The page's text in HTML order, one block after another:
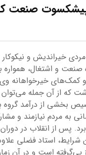
پیشکسوت صنعت
خیراندیش و نیکوکار
صنعت و اشتغال، همواره
خیرخواهانه وی
که از آن جمله می‌توان
بخشی از درآمد گروه
به مردم نیازمند و
پس از انقلاب در
استاد فضلی علاوه
پی‌گرفته است و در آن